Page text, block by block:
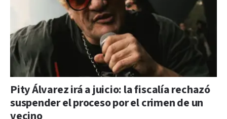
Pity Álvarez irá a juicio: la fiscalía rechazó
suspender el proceso por el crimen de un